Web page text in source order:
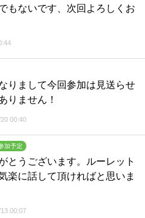
もないです、次回よろしくお
りまして今回参加は見送らせ
りません！
00:40
加予定
とうございます。ルーレット
楽に話して頂ければと思いま
00:07